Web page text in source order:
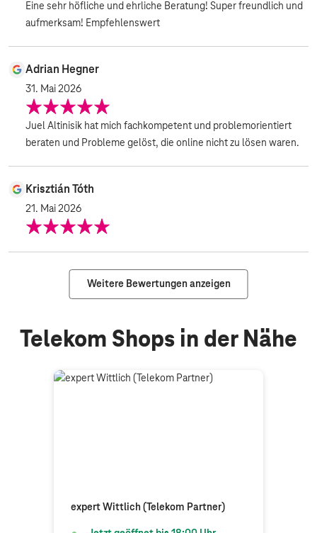
Eine sehr höfliche und ehrliche Beratung! Super freundlich und
aufmerksam! Empfehlenswert
Adrian Hegner
31. Mai 2026
Juel Altinisik hat mich fachkompetent und problemorientiert
beraten und Probleme gelöst, die online nicht zu lösen waren.
Krisztián Tóth
21. Mai 2026
Weitere Bewertungen anzeigen
Telekom Shops in der Nähe
expert Wittlich (Telekom Partner)